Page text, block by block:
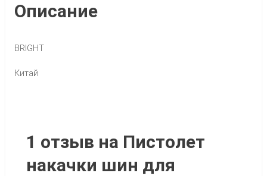
Описание
BRIGHT
Китай
1 отзыв на Пистолет
накачки шин для